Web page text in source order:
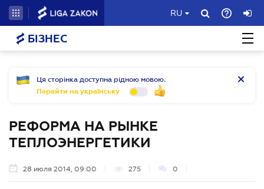
RU
БІЗНЕС
Ця сторінка доступна рідною мовою.
Перейти на українську
РЕФОРМА НА РЫНКЕ
ТЕПЛОЭНЕРГЕТИКИ
28 июля 2014, 09:00 275 0